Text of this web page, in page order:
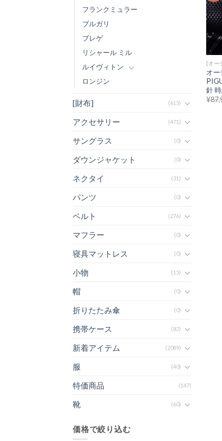
フランクミュラー
ブルガリ
ブレゲ
リシャール ミル
ルイヴィトン
ロンジン
[財布] (615)
アクセサリー (471)
サングラス (0)
ダウンジャケット (0)
ネクタイ (31)
パンツ (0)
ベルト (276)
マフラー (0)
寝具マットレス (0)
小物 (15)
帽 (0)
折りたたみ傘 (0)
携帯ケース (82)
新着アイテム (2089)
服 (40)
特価商品 (147)
靴 (60)
価格で絞り込む
[オー
オー
針
¥